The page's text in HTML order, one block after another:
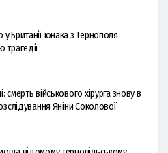
Британії юнака з Тернополя
трагедії
смерть військового хірурга знову в
Яніни Соколової